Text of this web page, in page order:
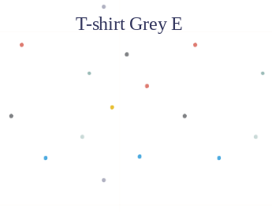
T-shirt Grey E